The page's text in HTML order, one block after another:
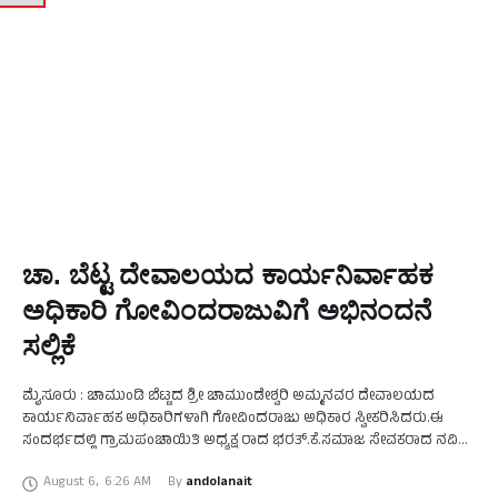
ಚಾ. ಬೆಟ್ಟ ದೇವಾಲಯದ ಕಾರ್ಯನಿರ್ವಾಹಕ
ಅಧಿಕಾರಿ ಗೋವಿಂದರಾಜುವಿಗೆ ಅಭಿನಂದನೆ
ಸಲ್ಲಿಕೆ
ಮೈಸೂರು : ಚಾಮುಂಡಿ ಬೆಟ್ಟದ ಶ್ರೀ ಚಾಮುಂಡೇಶ್ವರಿ ಅಮ್ಮನವರ ದೇವಾಲಯದ
ಕಾರ್ಯನಿರ್ವಾಹಕ ಅಧಿಕಾರಿಗಳಾಗಿ ಗೋವಿಂದರಾಜು ಅಧಿಕಾರ ಸ್ವೀಕರಿಸಿದರು.ಈ
ಸಂದರ್ಭದಲ್ಲಿ ಗ್ರಾಮಪಂಚಾಯಿತಿ ಅಧ್ಯಕ್ಷ ರಾದ ಭರತ್.ಕೆ.ಸಮಾಜ ಸೇವಕರಾದ ನವಿಲು
August 6, 6:26 AM By andolanait